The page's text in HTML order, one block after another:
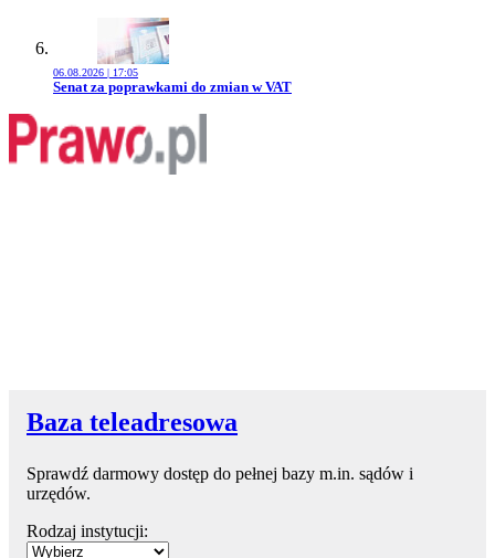
06.08.2026 | 17:05
Przejdź do artykułu:
Senat za poprawkami do zmian w VAT
Baza teleadresowa
Sprawdź darmowy dostęp do pełnej bazy m.in. sądów i
urzędów.
Rodzaj instytucji: